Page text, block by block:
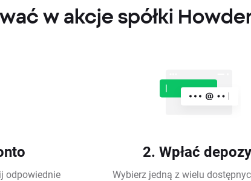
w akcje spółki
odpowiednie
2. Wpłać
Wybierz jedną z wielu